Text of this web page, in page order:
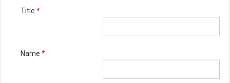
Title *
Name *